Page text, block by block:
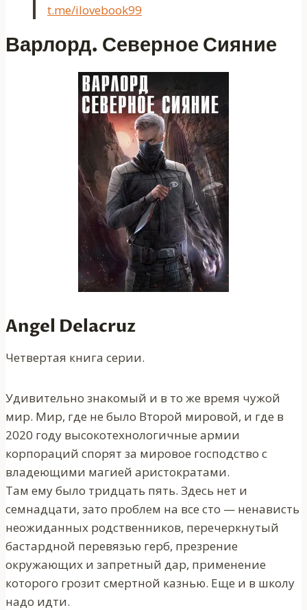
t.me/ilovebook99
Варлорд. Северное Сияние
Angel Delacruz
Четвертая книга серии.
Удивительно знакомый и в то же время чужой
мир. Мир, где не было Второй мировой, и где в
2020 году высокотехнологичные армии
корпораций спорят за мировое господство с
владеющими магией аристократами.
Там ему было тридцать пять. Здесь нет и
семнадцати, зато проблем на все сто — ненависть
неожиданных родственников, перечеркнутый
бастардной перевязью герб, презрение
окружающих и запретный дар, применение
которого грозит смертной казнью. Еще и в школу
надо идти.